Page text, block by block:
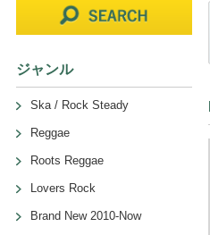
ジャンル
Ska / Rock Steady
Reggae
Roots Reggae
Lovers Rock
Brand New 2010-Now